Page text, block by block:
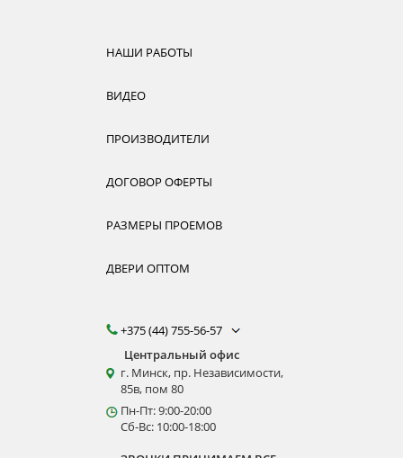
НАШИ РАБОТЫ
ВИДЕО
ПРОИЗВОДИТЕЛИ
ДОГОВОР ОФЕРТЫ
РАЗМЕРЫ ПРОЕМОВ
ДВЕРИ ОПТОМ
+375 (44) 755-56-57
Центральный офис
г. Минск, пр. Независимости,
85в, пом 80
Пн-Пт: 9:00-20:00
Сб-Вс: 10:00-18:00